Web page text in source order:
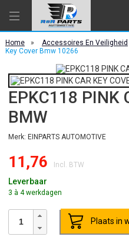
Home » Accessoires En Veiligheid
Key Cover Bmw 10266
EPKC118 PINK
BMW
Merk: EINPARTS AUTOMOTIVE
11,76 Incl. BTW
Leverbaar
3 à 4 werkdagen
Plaats in